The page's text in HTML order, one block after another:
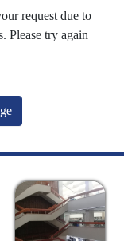
request due to
Please try again